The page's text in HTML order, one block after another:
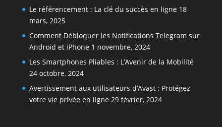
Le référencement : La clé du succès en ligne 18
mars, 2025
Comment Débloquer les Notifications Telegram sur
Android et iPhone 1 novembre, 2024
Les Smartphones Pliables : L’Avenir de la Mobilité
24 octobre, 2024
Avertissement aux utilisateurs d’Avast : Protégez
votre vie privée en ligne 29 février, 2024